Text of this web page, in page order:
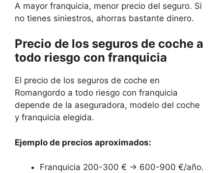
A mayor franquicia, menor precio del seguro. Si
no tienes siniestros, ahorras bastante dinero.
Precio de los seguros de coche a
todo riesgo con franquicia
El precio de los seguros de coche en
Romangordo a todo riesgo con franquicia
depende de la aseguradora, modelo del coche
y franquicia elegida.
Ejemplo de precios aproximados:
Franquicia 200-300 € → 600-900 €/año.